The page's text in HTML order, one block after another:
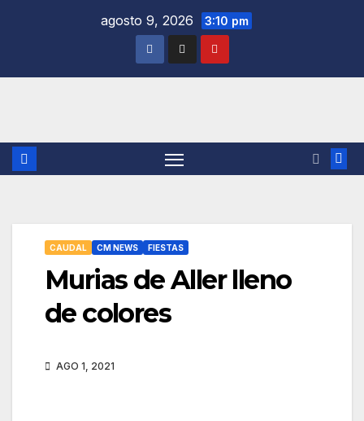
agosto 9, 2026 3:10 pm
CAUDAL CM NEWS FIESTAS
Murias de Aller lleno
de colores
AGO 1, 2021